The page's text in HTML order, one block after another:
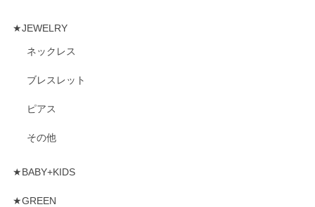
★JEWELRY
ネックレス
ブレスレット
ピアス
その他
★BABY+KIDS
★GREEN